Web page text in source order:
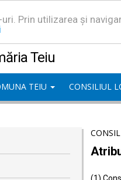
Prin utilizarea și
Teiu
TEIU CONSILIUL